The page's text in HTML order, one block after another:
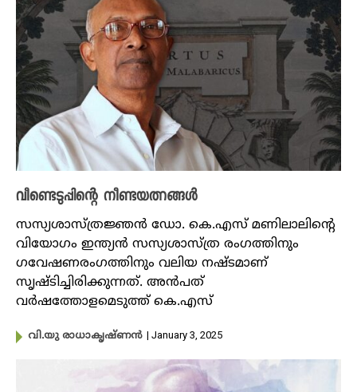
വീണ്ടെടുപ്പിന്റെ നീണ്ടയത്നങ്ങൾ
സസ്യശാസ്ത്രജ്ഞൻ ഡോ. കെ.എസ് മണിലാലിന്റെ
വിയോഗം ഇന്ത്യൻ സസ്യശാസ്ത്ര രംഗത്തിനും
ഗവേഷണരംഗത്തിനും വലിയ നഷ്ടമാണ്
സൃഷ്ടിച്ചിരിക്കുന്നത്. അൻപത്
വർഷത്തോളമെടുത്ത് കെ.എസ്
വി.യു രാധാകൃഷ്ണൻ | January 3, 2025